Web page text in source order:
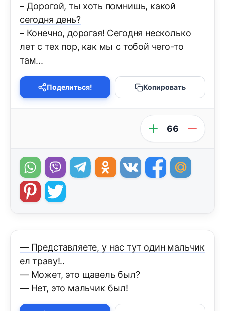
– Дорогой, ты хоть помнишь, какой
сегодня день?
– Конечно, дорогая! Сегодня несколько
лет с тех пор, как мы с тобой чего-то
там...
Поделиться! Копировать
66
— Представляете, у нас тут один мальчик
ел траву!..
— Может, это щавель был?
— Нет, это мальчик был!